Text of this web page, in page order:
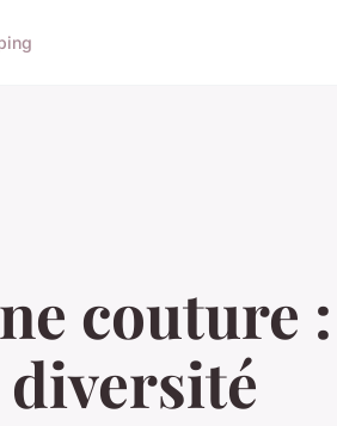
couture :